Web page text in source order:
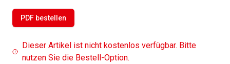
PDF bestellen
Dieser Artikel ist nicht kostenlos verfügbar. Bitte
nutzen Sie die Bestell-Option.